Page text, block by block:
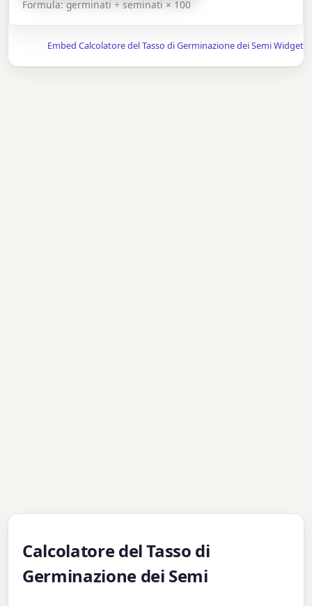
Formula: germinati ÷ seminati × 100
Embed Calcolatore del Tasso di Germinazione dei Semi Widget
Calcolatore del Tasso di
Germinazione dei Semi